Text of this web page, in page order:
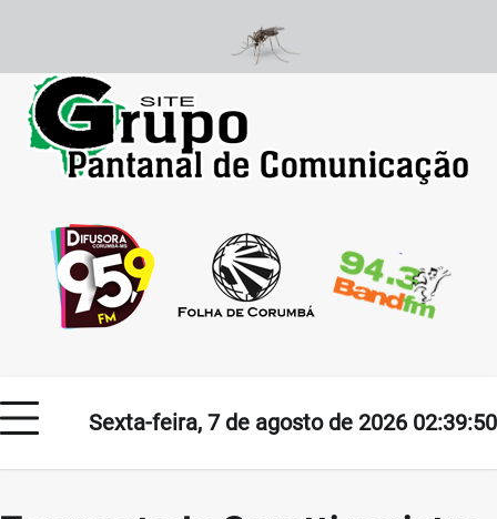
content
Sexta-feira, 7 de agosto de 2026 02:39:50